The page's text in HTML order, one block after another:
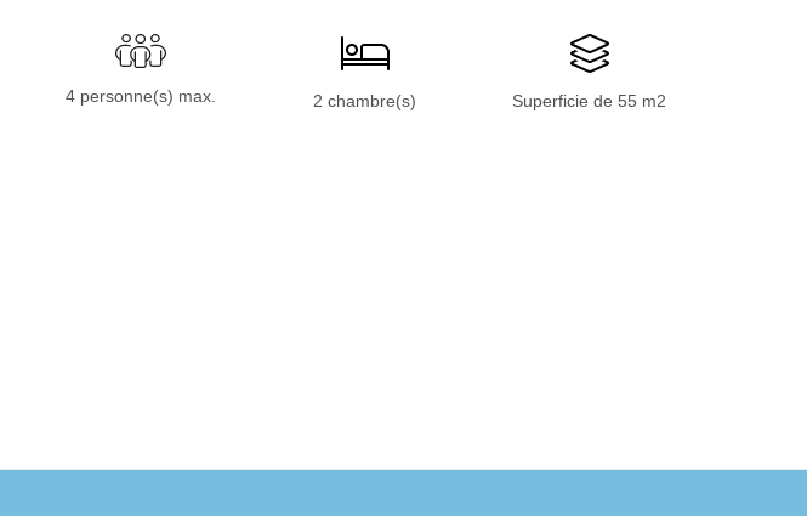
4 personne(s) max. 2 chambre(s) Superficie de 55 m2